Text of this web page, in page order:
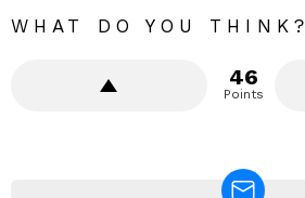
WHAT DO YOU THINK?
46
Points